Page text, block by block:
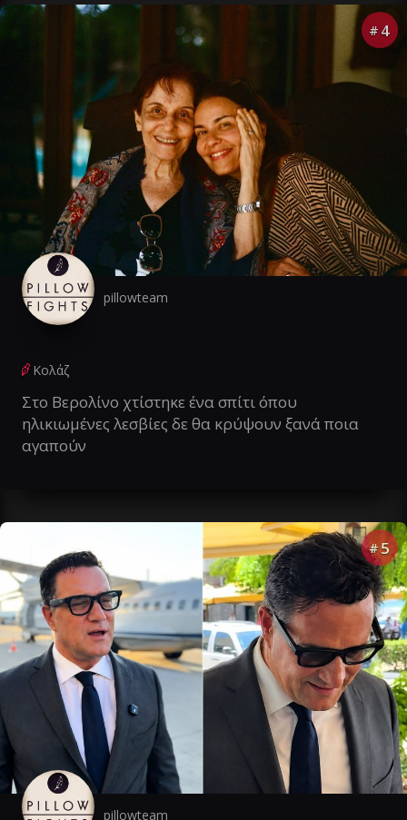
# 4
pillowteam
Κολάζ
Στο Βερολίνο χτίστηκε ένα σπίτι όπου
ηλικιωμένες λεσβίες δε θα κρύψουν ξανά ποια
αγαπούν
# 5
pillowteam